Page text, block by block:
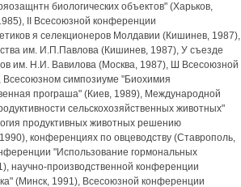
биологических объектов" (Харьков,
II Всесоюзной конференции
я селекционеров Молдавии (Кишинев, 1987),
им. И.П.Павлова (Кишинев, 1987), У съезде
им. Н.И. Вавилова (Москва, 1987), Ш Всесоюзной
симпозиуме "Биохимия
програша" (Киев, 1989), Международной
сельскохозяйственных животных"
продуктивных животных решению
конференциях по овцеводству (Ставрополь,
"Использование гормональных
научно-производственной конференции
(Минск, 1991), Всесоюзной конференции